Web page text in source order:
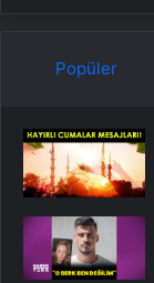
Popüler